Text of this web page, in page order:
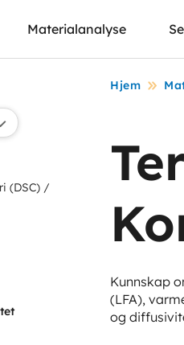
Materialanalyse
(DSC) /
Hjem
Kunnskap
(LFA),
og